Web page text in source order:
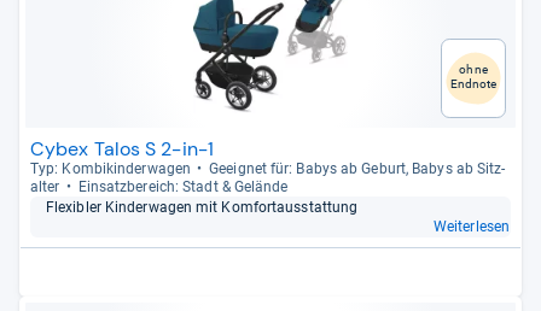
ohne
Endnote
Cybex Talos S 2-in-1
Typ: Kom­bi­kin­der­wa­gen
Geeig­net für: Babys ab Geburt, Babys ab Sitz­
al­ter
Ein­satz­be­reich: Stadt & Gelände
Fle­xibler Kin­der­wa­gen mit Kom­fortaus­stat­tung
Weiterlesen